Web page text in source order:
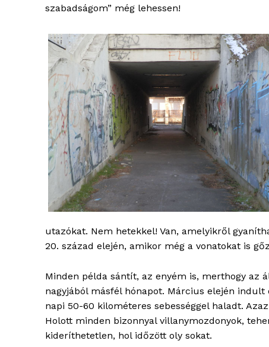
szabadságom” még lehessen!
utazókat. Nem hetekkel! Van, amelyikről
20. század elején, amikor még a vonatokat is
Minden példa sántít, az enyém is, merthogy az
nagyjából másfél hónapot. Március elején
napi 50-60 kilométeres sebességgel haladt.
Holott minden bizonnyal villanymozdonyok,
kideríthetetlen, hol időzött oly sokat.